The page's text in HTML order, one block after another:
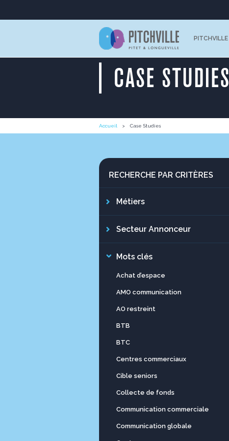
PITCHVILLE
CASE STUDIES
Accueil Case Studies
RECHERCHE PAR CRITÈRES
Métiers
Secteur Annonceur
Mots clés
Achat d’espace
AMO communication
AO restreint
BTB
BTC
Centres commerciaux
Cible seniors
Collecte de fonds
Communication commerciale
Communication globale